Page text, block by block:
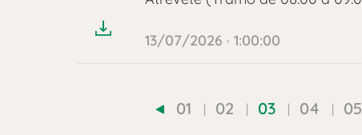
13/07/2026 · 1:00:00
01 02 03 04 05